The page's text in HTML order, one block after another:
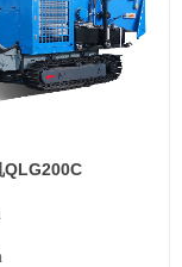
QLG200C